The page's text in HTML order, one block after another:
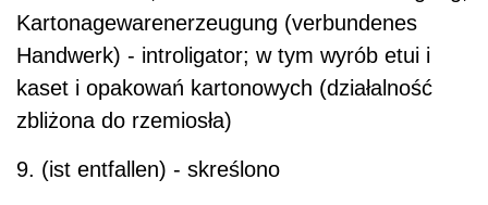
Kartonagewarenerzeugung (verbundenes
Handwerk) - introligator; w tym wyrób etui i
kaset i opakowań kartonowych (działalność
zbliżona do rzemiosła)
9. (ist entfallen) - skreślono